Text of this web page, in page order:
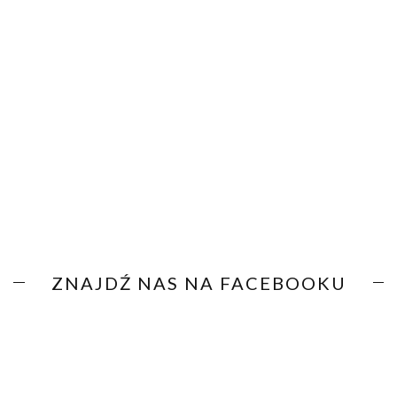
ZNAJDŹ NAS NA FACEBOOKU